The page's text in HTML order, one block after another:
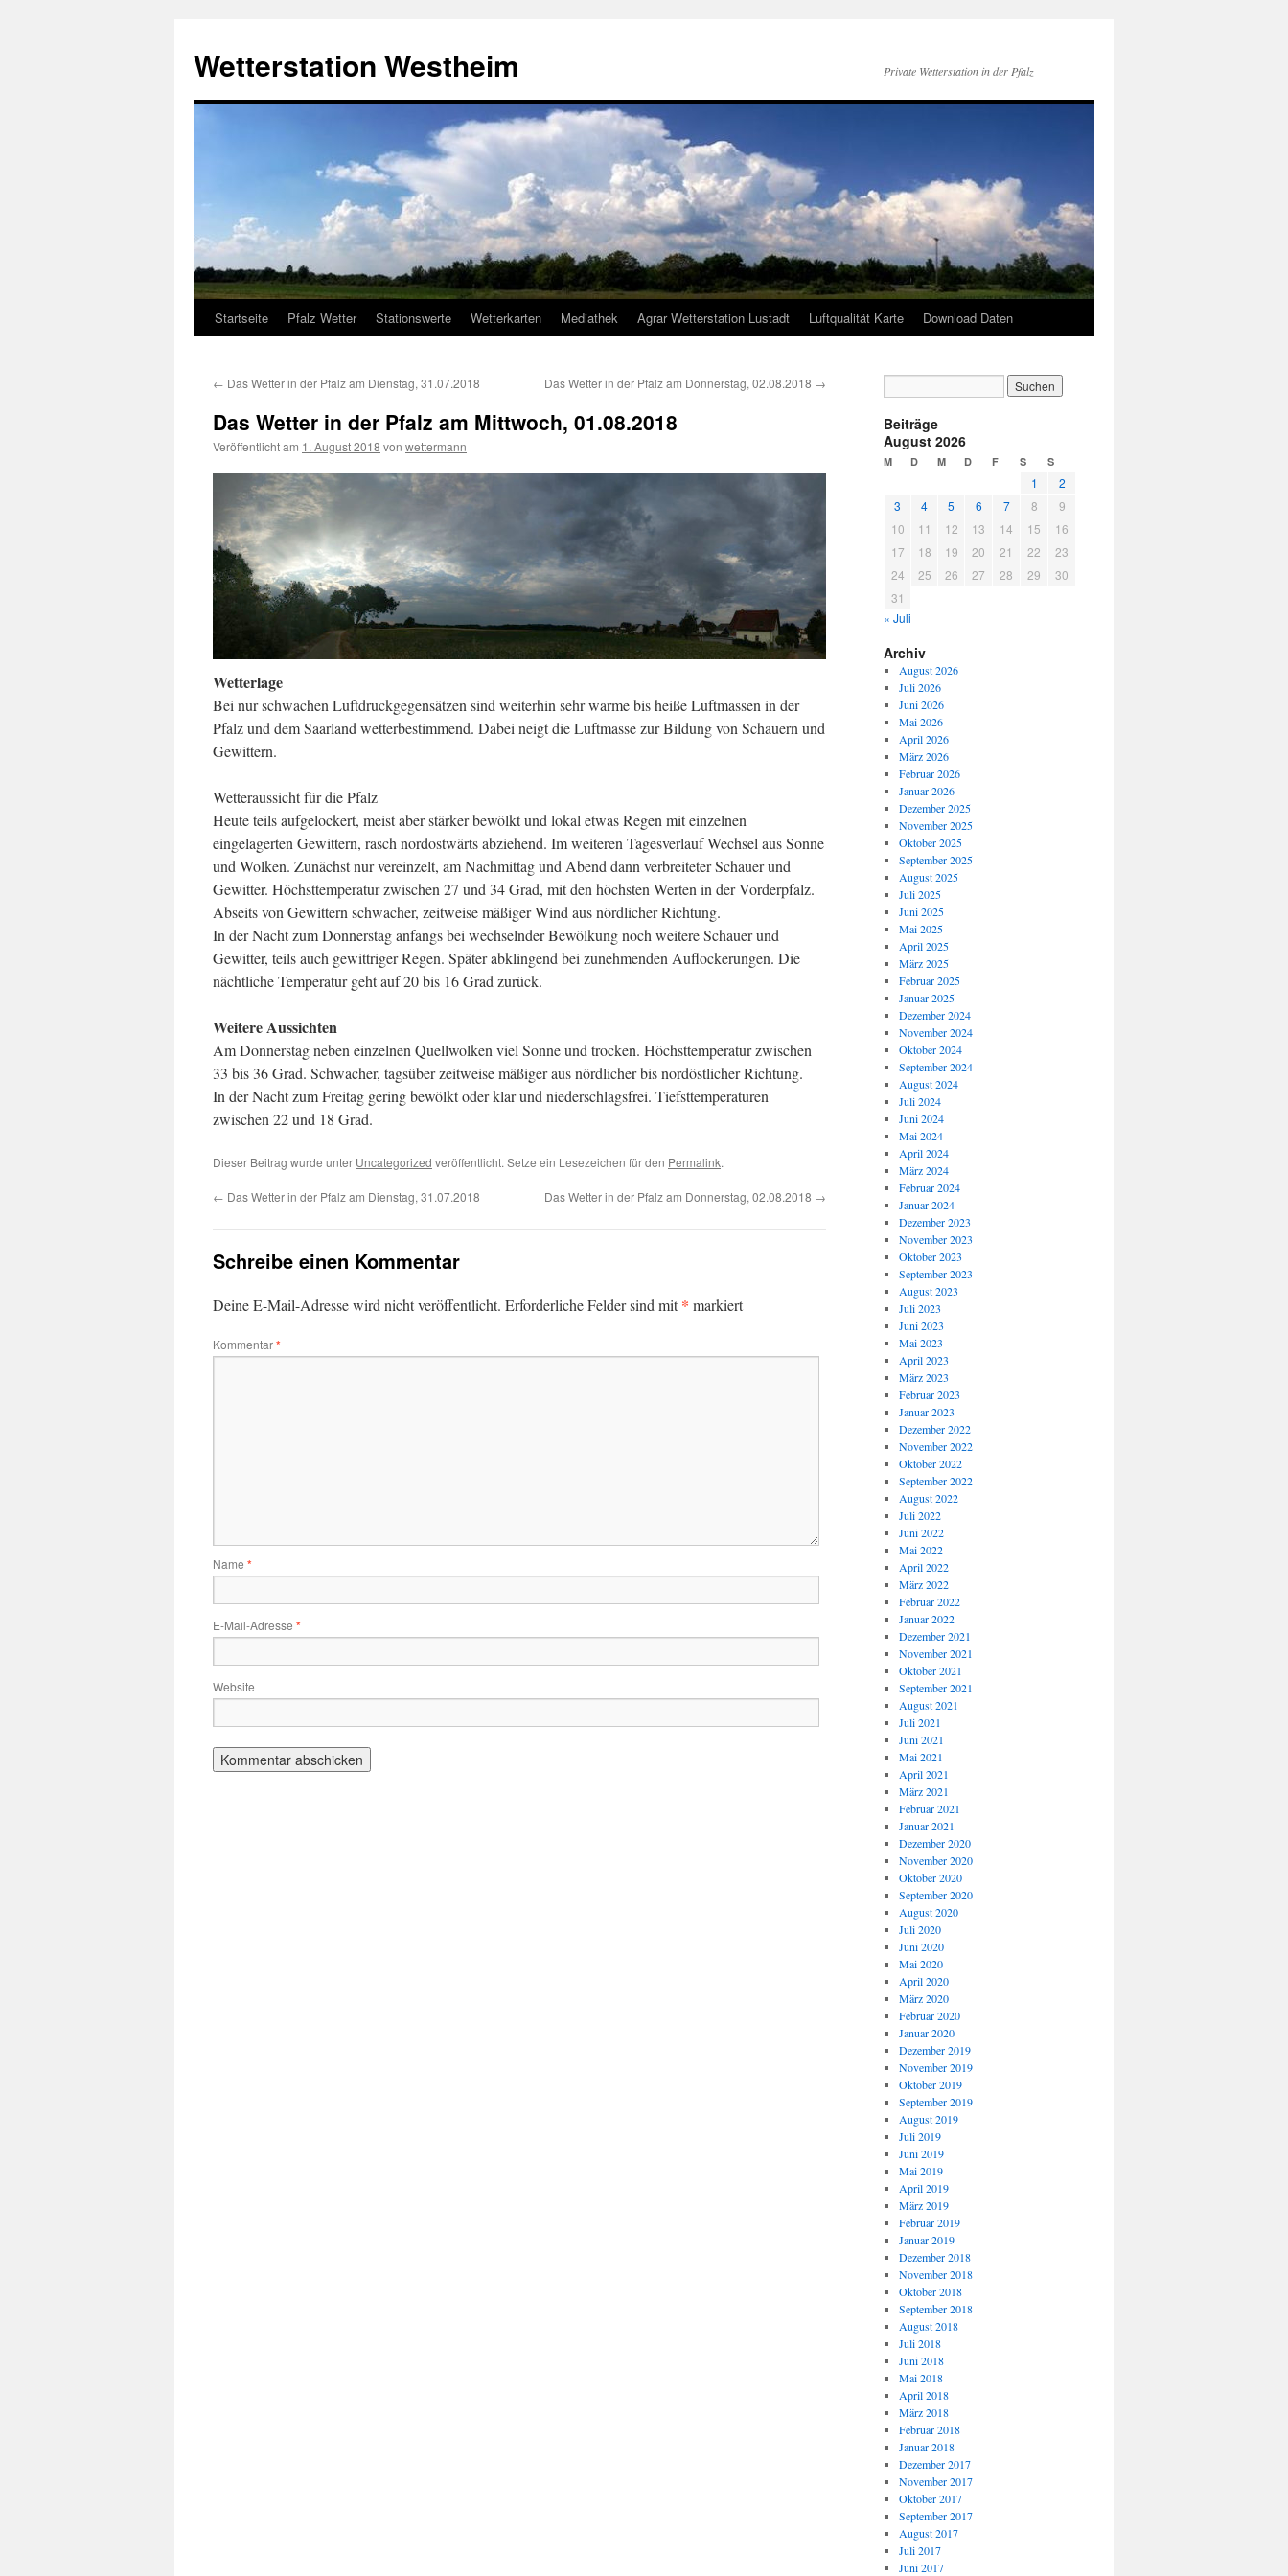
springen
Wetterstation Westheim Private Wetterstation in der Pfalz
Startseite Pfalz Wetter Stationswerte Wetterkarten Mediathek Agrar Wetterstation Lustadt Luftqualität Karte Download Daten
← Das Wetter in der Pfalz am Dienstag, 31.07.2018 Das Wetter in der Pfalz am Donnerstag, 02.08.2018 →
Das Wetter in der Pfalz am Mittwoch, 01.08.2018
Veröffentlicht am 1. August 2018 von wettermann
Wetterlage
Bei nur schwachen Luftdruckgegensätzen sind weiterhin sehr warme bis heiße Luftmassen in der
Pfalz und dem Saarland wetterbestimmend. Dabei neigt die Luftmasse zur Bildung von Schauern und
Gewittern.
Wetteraussicht für die Pfalz
Heute teils aufgelockert, meist aber stärker bewölkt und lokal etwas Regen mit einzelnen
eingelagerten Gewittern, rasch nordostwärts abziehend. Im weiteren Tagesverlauf Wechsel aus Sonne
und Wolken. Zunächst nur vereinzelt, am Nachmittag und Abend dann verbreiteter Schauer und
Gewitter. Höchsttemperatur zwischen 27 und 34 Grad, mit den höchsten Werten in der Vorderpfalz.
Abseits von Gewittern schwacher, zeitweise mäßiger Wind aus nördlicher Richtung.
In der Nacht zum Donnerstag anfangs bei wechselnder Bewölkung noch weitere Schauer und
Gewitter, teils auch gewittriger Regen. Später abklingend bei zunehmenden Auflockerungen. Die
nächtliche Temperatur geht auf 20 bis 16 Grad zurück.
Weitere Aussichten
Am Donnerstag neben einzelnen Quellwolken viel Sonne und trocken. Höchsttemperatur zwischen
33 bis 36 Grad. Schwacher, tagsüber zeitweise mäßiger aus nördlicher bis nordöstlicher Richtung.
In der Nacht zum Freitag gering bewölkt oder klar und niederschlagsfrei. Tiefsttemperaturen
zwischen 22 und 18 Grad.
Dieser Beitrag wurde unter Uncategorized veröffentlicht. Setze ein Lesezeichen für den Permalink.
← Das Wetter in der Pfalz am Dienstag, 31.07.2018 Das Wetter in der Pfalz am Donnerstag, 02.08.2018 →
Schreibe einen Kommentar
Deine E-Mail-Adresse wird nicht veröffentlicht. Erforderliche Felder sind mit* markiert
Kommentar*
Name *
E-Mail-Adresse *
Website
Beiträge
August 2026
M D M D F S S
1
2
3
4 5 6 7 8
9
10
11 12 13 14 15
16
17
18 19 20 21 22
23
24
25 26 27 28 29
30
31
« Juli
Archiv
August 2026
Juli 2026
Juni 2026
Mai 2026
April 2026
März 2026
Februar 2026
Januar 2026
Dezember 2025
November 2025
Oktober 2025
September 2025
August 2025
Juli 2025
Juni 2025
Mai 2025
April 2025
März 2025
Februar 2025
Januar 2025
Dezember 2024
November 2024
Oktober 2024
September 2024
August 2024
Juli 2024
Juni 2024
Mai 2024
April 2024
März 2024
Februar 2024
Januar 2024
Dezember 2023
November 2023
Oktober 2023
September 2023
August 2023
Juli 2023
Juni 2023
Mai 2023
April 2023
März 2023
Februar 2023
Januar 2023
Dezember 2022
November 2022
Oktober 2022
September 2022
August 2022
Juli 2022
Juni 2022
Mai 2022
April 2022
März 2022
Februar 2022
Januar 2022
Dezember 2021
November 2021
Oktober 2021
September 2021
August 2021
Juli 2021
Juni 2021
Mai 2021
April 2021
März 2021
Februar 2021
Januar 2021
Dezember 2020
November 2020
Oktober 2020
September 2020
August 2020
Juli 2020
Juni 2020
Mai 2020
April 2020
März 2020
Februar 2020
Januar 2020
Dezember 2019
November 2019
Oktober 2019
September 2019
August 2019
Juli 2019
Juni 2019
Mai 2019
April 2019
März 2019
Februar 2019
Januar 2019
Dezember 2018
November 2018
Oktober 2018
September 2018
August 2018
Juli 2018
Juni 2018
Mai 2018
April 2018
März 2018
Februar 2018
Januar 2018
Dezember 2017
November 2017
Oktober 2017
September 2017
August 2017
Juli 2017
Juni 2017